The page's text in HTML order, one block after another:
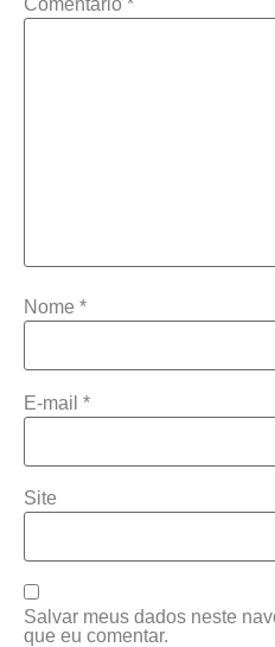
Nome *
E-mail *
Site
Salvar meus dados neste
que eu comentar.